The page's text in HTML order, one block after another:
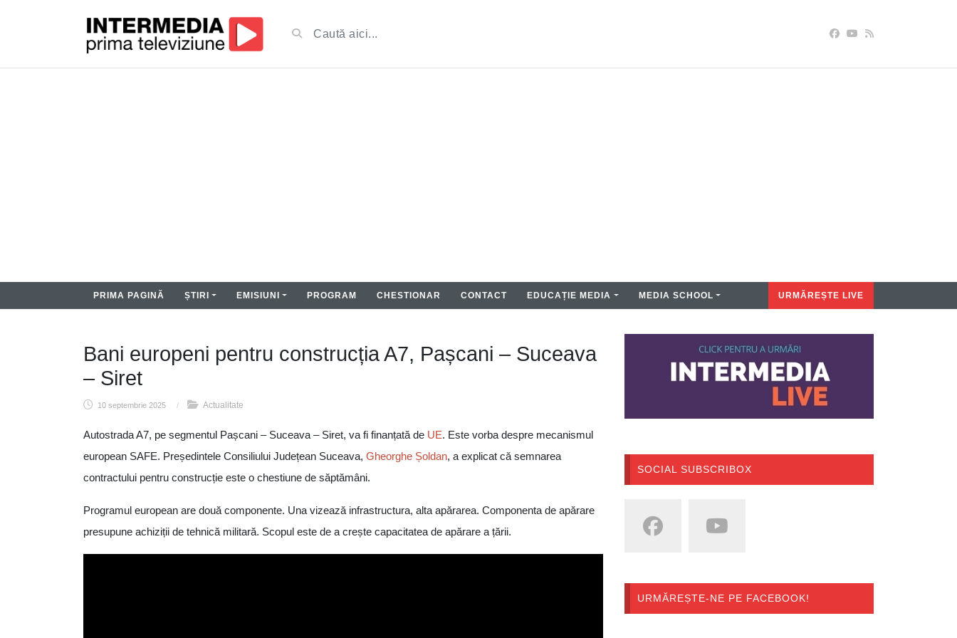
PRIMA PAGINĂ ȘTIRI EMISIUNI PROGRAM CHESTIONAR CONTACT EDUCAȚIE MEDIA MEDIA SCHOOL URMĂREȘTE LIVE
Bani europeni pentru construcția A7, Pașcani – Suceava
– Siret
10 septembrie 2025 / Actualitate
Autostrada A7, pe segmentul Pașcani – Suceava – Siret, va fi finanțată de UE. Este vorba despre mecanismul
european SAFE. Președintele Consiliului Județean Suceava, Gheorghe Șoldan, a explicat că semnarea
contractului pentru construcție este o chestiune de săptămâni.
Programul european are două componente. Una vizează infrastructura, alta apărarea. Componenta de apărare
presupune achiziții de tehnică militară. Scopul este de a crește capacitatea de apărare a țării.
SOCIAL SUBSCRIBOX
URMĂREȘTE-NE PE FACEBOOK!